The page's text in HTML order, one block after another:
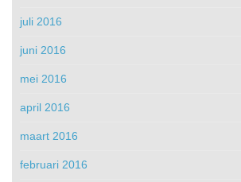
juli 2016
juni 2016
mei 2016
april 2016
maart 2016
februari 2016